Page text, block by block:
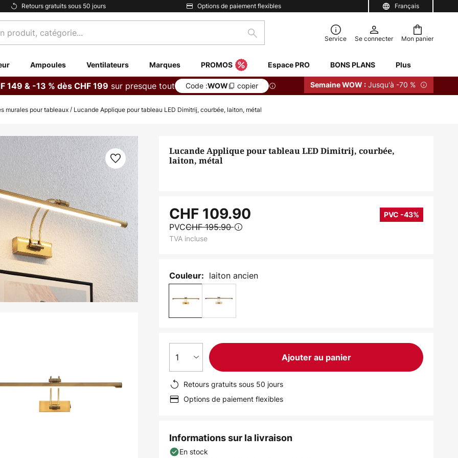
Français
Retours gratuits sous 50 jours Options de paiement flexibles
Mon panier
Rechercher Service Se connecter
Ampoules Ventilateurs Marques PROMOS Espace PRO BONS PLANS Plus
149 & -13 % dès CHF 199 sur presque tout Code :WOW copier Semaine WOW : Jusqu'à -70 %
murales pour tableaux Lucande Applique pour tableau LED Dimitrij, courbée, laiton, métal
Lucande Applique pour tableau LED Dimitrij, courbée,
laiton, métal
CHF 109.90 PVC -43%
PVCCHF 195.90
TVA incluse
Couleur: laiton ancien
1 Ajouter au panier
Retours gratuits sous 50 jours
Options de paiement flexibles
Informations sur la livraison
En stock